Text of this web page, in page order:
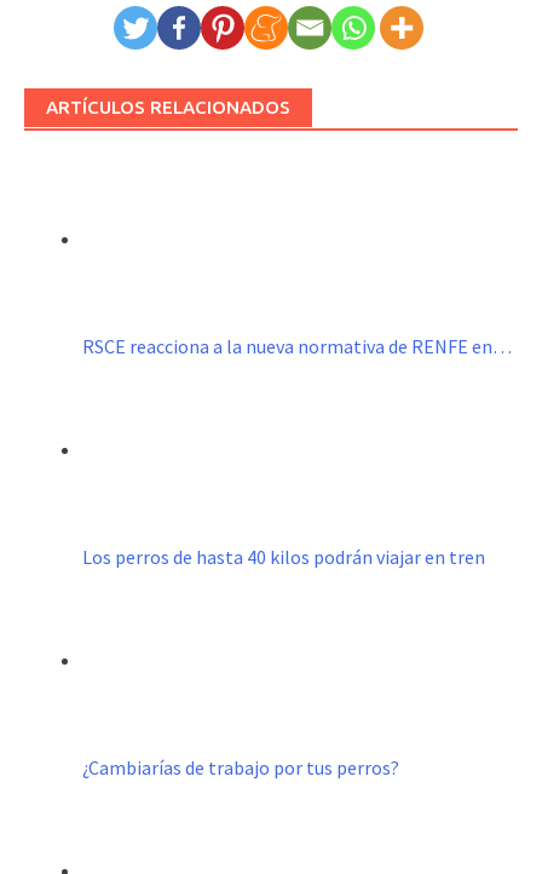
ARTÍCULOS RELACIONADOS
RSCE reacciona a la nueva normativa de RENFE en…
Los perros de hasta 40 kilos podrán viajar en tren
¿Cambiarías de trabajo por tus perros?